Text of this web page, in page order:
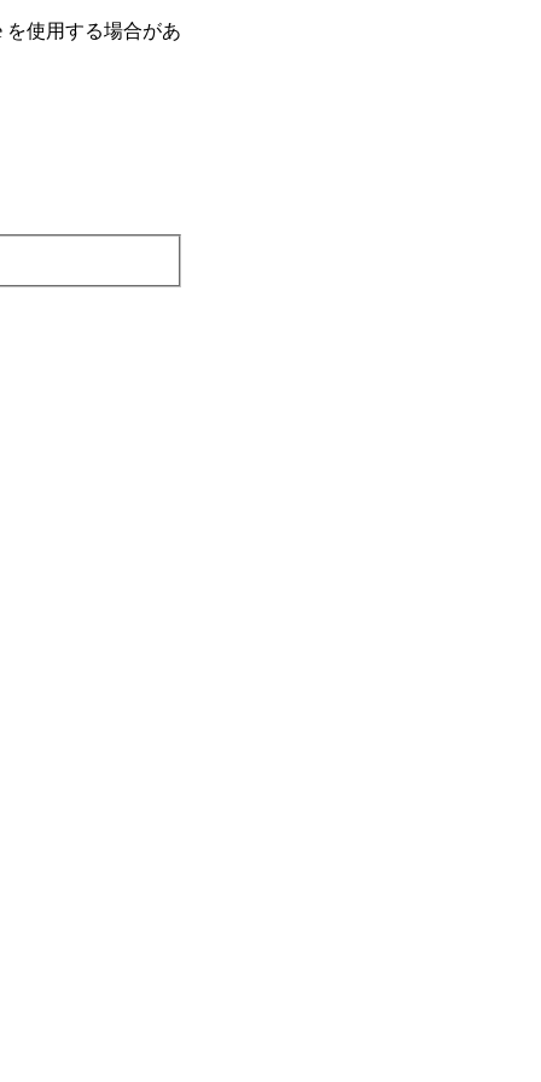
使⽤する場合があ